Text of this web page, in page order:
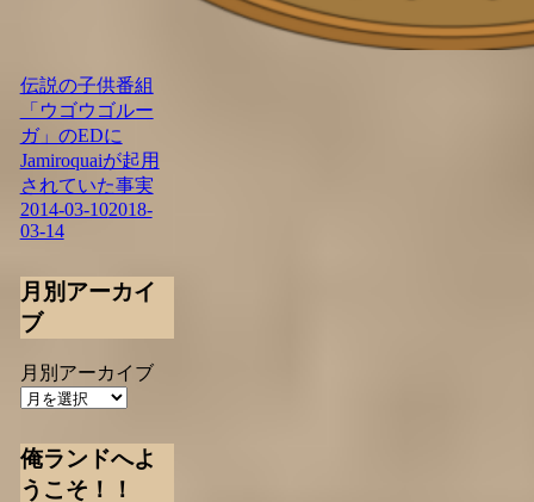
伝説の子供番組
「ウゴウゴルー
ガ」のEDに
Jamiroquaiが起用
されていた事実
2014-03-102018-
03-14
月別アーカイ
ブ
月別アーカイブ
俺ランドへよ
うこそ！！